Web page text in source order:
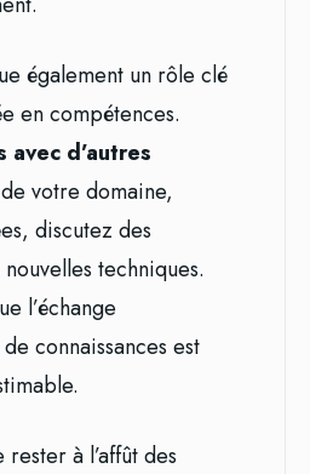
également un rôle clé
en compétences.
avec d’autres
de votre domaine,
discutez des
techniques.
l’échange
connaissances est
à l’affût des